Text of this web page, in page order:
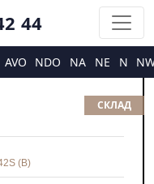
44
AVO NDO NA NE N
СКЛАД
(В)